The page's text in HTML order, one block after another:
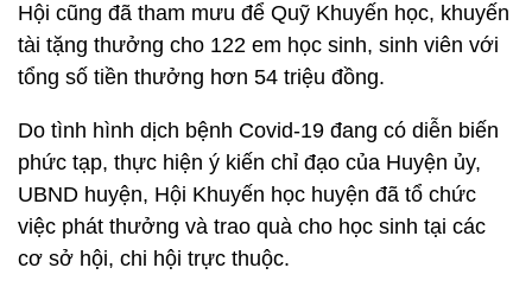
Hội cũng đã tham mưu để Quỹ Khuyến học, khuyến
tài tặng thưởng cho 122 em học sinh, sinh viên với
tổng số tiền thưởng hơn 54 triệu đồng.
Do tình hình dịch bệnh Covid-19 đang có diễn biến
phức tạp, thực hiện ý kiến chỉ đạo của Huyện ủy,
UBND huyện, Hội Khuyến học huyện đã tổ chức
việc phát thưởng và trao quà cho học sinh tại các
cơ sở hội, chi hội trực thuộc.